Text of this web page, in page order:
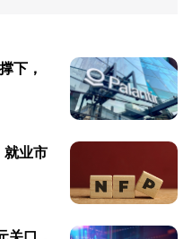
下，
就业市